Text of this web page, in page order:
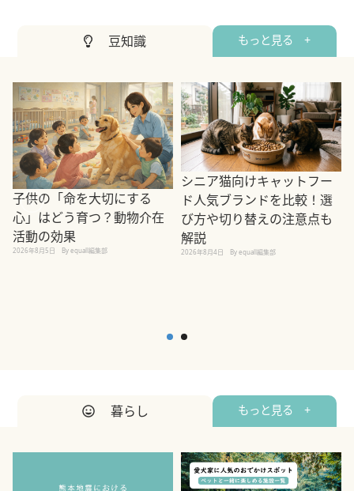
豆知識 もっと見る +
子供の「命を大切にする
心」はどう育つ？動物介在
活動の効果
2026年8月5日 By equall編集部
シニア猫向けキャットフー
ド人気ブランドを比較！選
び方や切り替えの注意点も
解説
2026年8月4日 By equall編集部
暮らし もっと見る +